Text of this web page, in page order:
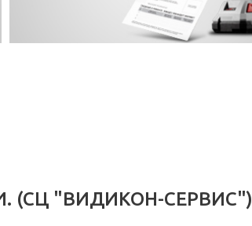
(СЦ "ВИДИКОН-СЕРВИС")